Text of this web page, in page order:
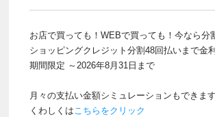
お店で買っても！WEBで買っても！今なら分
ショッピングクレジット分割48回払いまで金
期間限定 ～2026年8月31日まで
月々の支払い金額シミュレーションもできます
くわしくはこちらをクリック